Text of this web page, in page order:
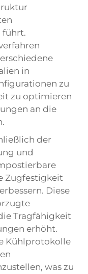
führt.
in
zu
zu optimieren
an die
der
und
Zugfestigkeit
Diese
Tragfähigkeit
erhöht.
Kühlprotokolle
was zu